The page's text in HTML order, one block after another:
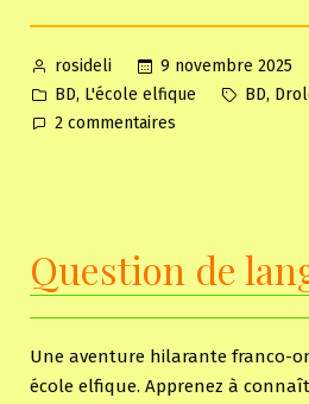
Posted
by
rosideli
9 novembre 2025
Posted
in
BD, L'école elfique Tags:
BD,
2 commentaires
elfique
Question de
Une aventure hilarante franco-
école elfique. Apprenez à